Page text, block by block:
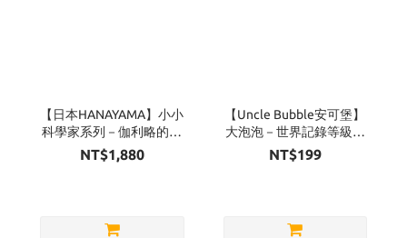
【日本HANAYAMA】小小
科學家系列－伽利略的鐵
球
NT$1,880
【Uncle Bubble安可堡】
大泡泡－世界記錄等級
超級泡泡水補充瓶
32OZ（黃蓋）
NT$199